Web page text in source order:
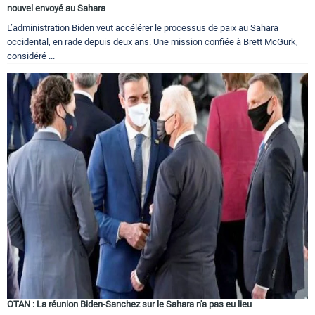
nouvel envoyé au Sahara
L’administration Biden veut accélérer le processus de paix au Sahara
occidental, en rade depuis deux ans. Une mission confiée à Brett McGurk,
considéré ...
OTAN : La réunion Biden-Sanchez sur le Sahara n'a pas eu lieu